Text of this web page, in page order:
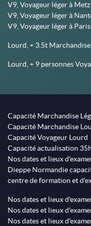
V9, Voyageur léger à Metz
V9, Voyageur léger à
V9, Voyageur léger à Paris
Lourd, + 3.5t
Lourd, + 9 personnes
Capacité Marchandise
Capacité Marchandise
Capacité Voyageur Lourd
Capacité actualisation 35h
Nos dates et lieux
Dieppe Normandie
centre de formation et
Nos dates et lieux
Nos dates et lieux
Nos dates et lieux